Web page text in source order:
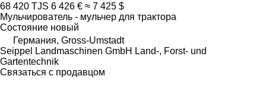
68 420 TJS 6 426 € ≈ 7 425 $
Мульчирователь - мульчер для трактора
Состояние новый
Германия, Gross-Umstadt
Seippel Landmaschinen GmbH Land-, Forst- und
Gartentechnik
Связаться с продавцом